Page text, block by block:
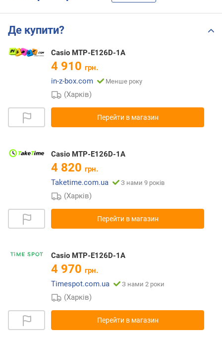
Де купити?
Casio MTP-E126D-1A
4 910 грн.
in-z-box.com
Менше року
(Харків)
Перейти в магазин
Casio MTP-E126D-1A
4 820 грн.
Taketime.com.ua
З нами 9 років
(Харків)
Перейти в магазин
Casio MTP-E126D-1A
4 970 грн.
Timespot.com.ua
З нами 2 роки
(Харків)
Перейти в магазин